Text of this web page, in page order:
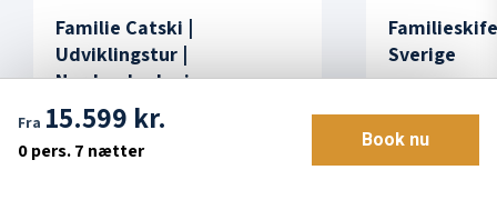
Fra 15.599 kr.
0pers.7 nætter Book nu
Familie Catski |
Udviklingstur |
Nordmakedonien
Begynder
Sverige